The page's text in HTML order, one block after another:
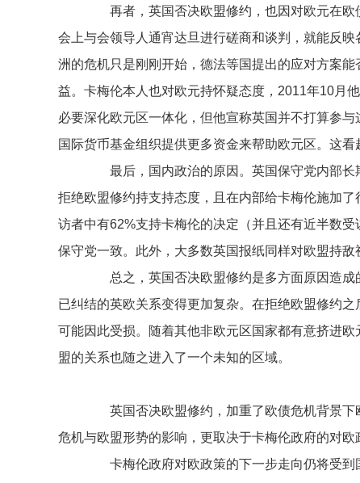
再者，英国否决欧盟修约，也因对欧元在欧
会上与会领导人通宵达旦进行磋商和谈判，就能反
洲的危机只是刚刚开始，德法等国提出的应对方案
益。卡梅伦本人也对欧元持怀疑态度，2011年10月
必要深化欧元区一体化，但他宣称英国并不打算参
国际货币基金组织提供更多资金来帮助欧元区。这看
最后，国内政治的原因。英国保守党内部长
拒绝欧盟修约持支持态度，且在内部给卡梅伦施加
访者中有62%支持卡梅伦的决定（并且还有近半数
保守党一致。此外，大多数英国报纸同样对欧盟持
总之，英国否决欧盟修约是多方面原因造成
已纠结的英欧关系变得更加复杂。在拒绝欧盟修约
可能因此受损。随着其他非欧元区国家都有意挤进
盟的关系也随之进入了一个未知的区域。
英国否决欧盟修约，加重了欧债危机背景下
危机与欧盟形势的影响，更取决于卡梅伦政府的对欧
卡梅伦政府对欧政策的下一步走向仍将受到